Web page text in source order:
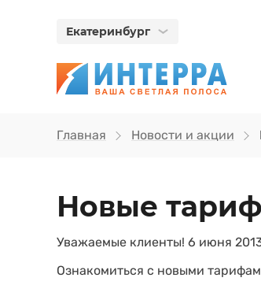
Екатеринбург
Главная Новости и акции
Новые
Уважаемые клиенты! 6 июня
Ознакомиться с новыми